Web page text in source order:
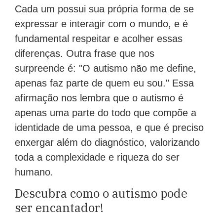
Cada um possui sua própria forma de se
expressar e interagir com o mundo, e é
fundamental respeitar e acolher essas
diferenças. Outra frase que nos
surpreende é: "O autismo não me define,
apenas faz parte de quem eu sou." Essa
afirmação nos lembra que o autismo é
apenas uma parte do todo que compõe a
identidade de uma pessoa, e que é preciso
enxergar além do diagnóstico, valorizando
toda a complexidade e riqueza do ser
humano.
Descubra como o autismo pode
ser encantador!